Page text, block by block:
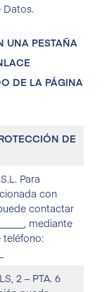
UNA PESTAÑA
DE LA PÁGINA
DE
Para
con
contactar
mediante
teléfono:
2 – PTA. 6